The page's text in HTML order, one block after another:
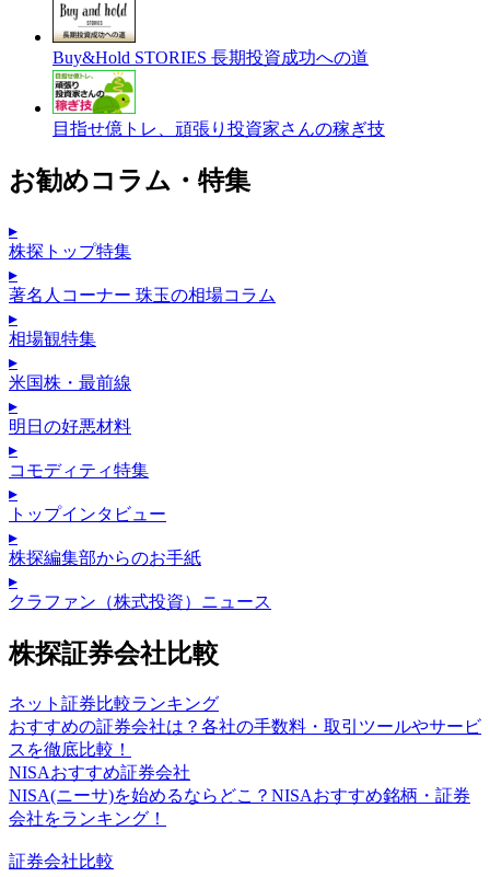
Buy&Hold STORIES 長期投資成功への道
目指せ億トレ、頑張り投資家さんの稼ぎ技
お勧めコラム・特集
▸
株探トップ特集
▸
著名人コーナー 珠玉の相場コラム
▸
相場観特集
▸
米国株・最前線
▸
明日の好悪材料
▸
コモディティ特集
▸
トップインタビュー
▸
株探編集部からのお手紙
▸
クラファン（株式投資）ニュース
株探証券会社比較
ネット証券比較ランキング
おすすめの証券会社は？各社の手数料・取引ツールやサービ
スを徹底比較！
NISAおすすめ証券会社
NISA(ニーサ)を始めるならどこ？NISAおすすめ銘柄・証券
会社をランキング！
証券会社比較